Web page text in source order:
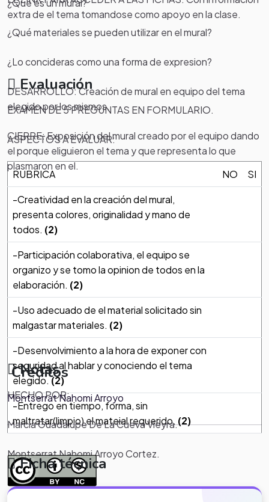
extra de el tema tomandose como apoyo en la clase.
¿Qué es un mural?
¿Qué materiales se pueden utilizar en el mural?
¿Lo concideras como una forma de expresion?
DESARROLLO: Creación de mural en equipo del tema
elegido por los mismos.
CIERRE: Exposición del mural creado por el equipo dando
el porque eliguieron el tema y que representa lo que
plasmaron en el.
Evaluación
EXAMEN DE 5 PREGUNTAS EN FORMULARIO.
ASPECTOS A EVALUAR:
RUBRICA NO
SI
-Creatividad en la creación del mural,
presenta colores, originalidad y mano de
todos. (2)
-Participación colaborativa, el equipo se
organizo y se tomo la opinion de todos en la
elaboración. (2)
-Uso adecuado de el material solicitado sin
malgastar materiales. (2)
-Desenvolvimiento a la hora de exponer con
seguridad al hablar y conociendo el tema
elegido.(2)
-Entrego en tiempo, forma, sin
maltratar(limpio) el mateial requerido. (2)
Notas
HECHO POR:
Marcia Guadalupe De La Cueva Vieyra.
Montserrat Nahomi Arroyo Cortez.
Creditos
Montserrat Nahomi Arroyo
*Nota:
Ficha técnica